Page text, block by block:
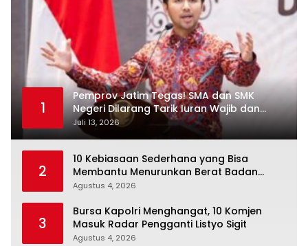
1
Pemprov Jatim Tegas! SMA dan SMK
Negeri Dilarang Tarik Iuran Wajib dan
Paksa Beli Seragam
Juli 13, 2026
2
10 Kebiasaan Sederhana yang Bisa
Membantu Menurunkan Berat Badan
Secara Konsisten
Agustus 4, 2026
3
Bursa Kapolri Menghangat, 10 Komjen
Masuk Radar Pengganti Listyo Sigit
Agustus 4, 2026